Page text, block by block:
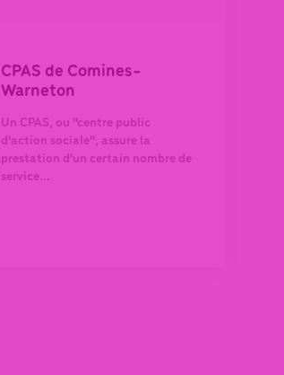
CPAS de Comines-
Warneton
Un CPAS, ou "centre public
d'action sociale", assure la
prestation d'un certain nombre de
service...